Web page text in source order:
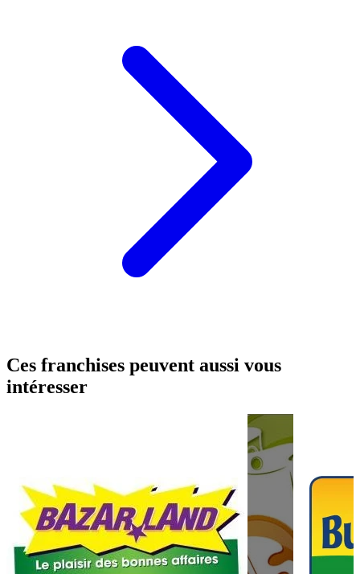
Ces franchises peuvent aussi vous
intéresser